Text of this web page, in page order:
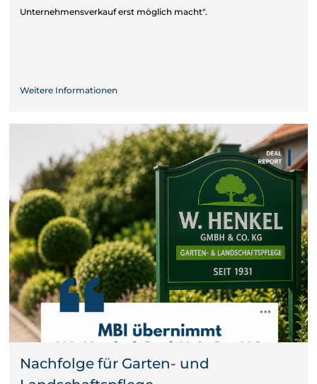
Unternehmensverkauf erst möglich macht".
Weitere Informationen
Nachfolge für Garten- und